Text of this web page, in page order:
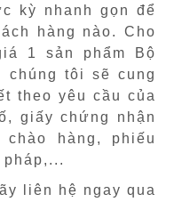
kỳ nhanh gọn để
hàng nào. Cho
1 sản phẩm Bộ
chúng tôi sẽ cung
theo yêu cầu của
giấy chứng nhận
hàng, phiếu
liên hệ ngay qua